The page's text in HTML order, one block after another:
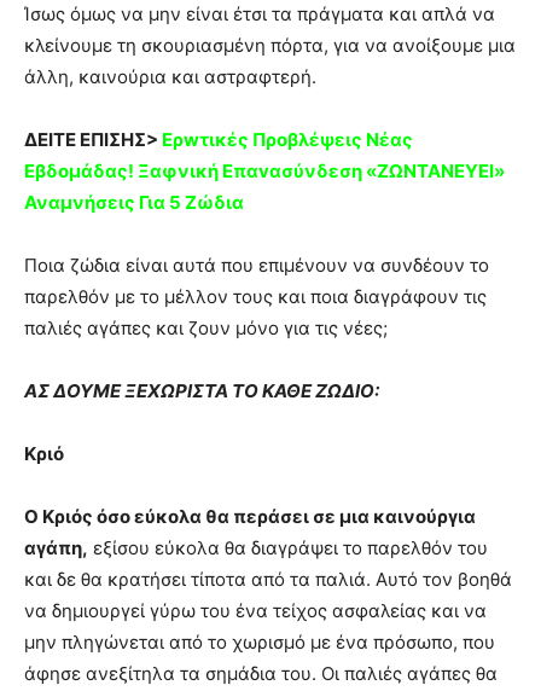
Ίσως όμως να μην είναι έτσι τα πράγματα και απλά να
κλείνουμε τη σκουριασμένη πόρτα, για να ανοίξουμε μια
άλλη, καινούρια και αστραφτερή.
ΔΕΙΤΕ ΕΠΙΣΗΣ> Ερwτικές Πρoβλέψεις Νέας
Εβδομάδας! Ξαφνική Eπαvασύνδεση «ZΩΝΤΑΝΕYΕΙ»
Αναμνήσεις Για 5 Ζώδια
Ποια ζώδια είναι αυτά που επιμένουν να συνδέουν το
παρελθόν με το μέλλον τους και ποια διαγράφουν τις
παλιές αγάπες και ζουν μόνο για τις νέες;
ΑΣ ΔΟΥΜΕ ΞΕΧΩΡΙΣΤΑ ΤΟ ΚΑΘΕ ΖΩΔΙΟ:
Κριό
Ο Κριός όσο εύκολα θα περάσει σε μια καινούργια
αγάπη, εξίσου εύκολα θα διαγράψει το παρελθόν του
και δε θα κρατήσει τίποτα από τα παλιά. Αυτό τον βοηθά
να δημιουργεί γύρω του ένα τείχος ασφαλείας και να
μην πληγώνεται από το χωρισμό με ένα πρόσωπο, που
άφησε ανεξίτηλα τα σημάδια του. Οι παλιές αγάπες θα